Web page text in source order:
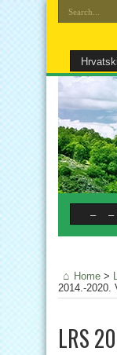
Home >
2014.-2020.
LRS